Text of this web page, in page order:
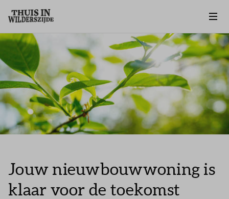
Jouw nieuwbouwwoning is
klaar voor de toekomst